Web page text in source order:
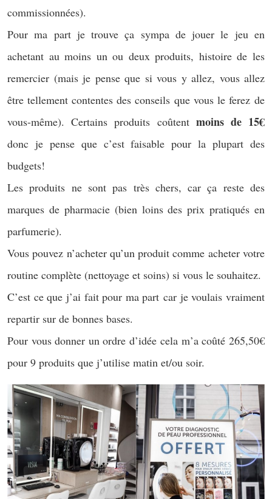
commissionnées).
Pour ma part je trouve ça sympa de jouer le jeu en
achetant au moins un ou deux produits, histoire de les
remercier (mais je pense que si vous y allez, vous allez
être tellement contentes des conseils que vous le ferez de
vous-même). Certains produits coûtent moins de 15€
donc je pense que c’est faisable pour la plupart des
budgets!
Les produits ne sont pas très chers, car ça reste des
marques de pharmacie (bien loins des prix pratiqués en
parfumerie).
Vous pouvez n’acheter qu’un produit comme acheter votre
routine complète (nettoyage et soins) si vous le souhaitez.
C’est ce que j’ai fait pour ma part car je voulais vraiment
repartir sur de bonnes bases.
Pour vous donner un ordre d’idée cela m’a coûté 265,50€
pour 9 produits que j’utilise matin et/ou soir.